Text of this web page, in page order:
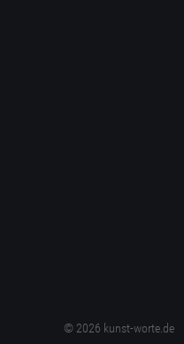
© 2026 kunst-worte.de